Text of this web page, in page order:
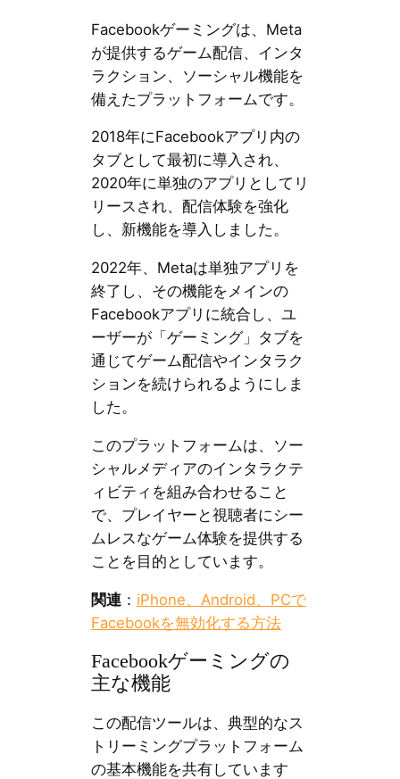
Facebookゲーミングは、Meta
が提供するゲーム配信、インタ
ラクション、ソーシャル機能を
備えたプラットフォームです。
2018年にFacebookアプリ内の
タブとして最初に導入され、
2020年に単独のアプリとしてリ
リースされ、配信体験を強化
し、新機能を導入しました。
2022年、Metaは単独アプリを
終了し、その機能をメインの
Facebookアプリに統合し、ユ
ーザーが「ゲーミング」タブを
通じてゲーム配信やインタラク
ションを続けられるようにしま
した。
このプラットフォームは、ソー
シャルメディアのインタラクテ
ィビティを組み合わせること
で、プレイヤーと視聴者にシー
ムレスなゲーム体験を提供する
ことを目的としています。
関連： iPhone、Android、PCで
Facebookを無効化する方法
Facebookゲーミングの
主な機能
この配信ツールは、典型的なス
トリーミングプラットフォーム
の基本機能を共有しています